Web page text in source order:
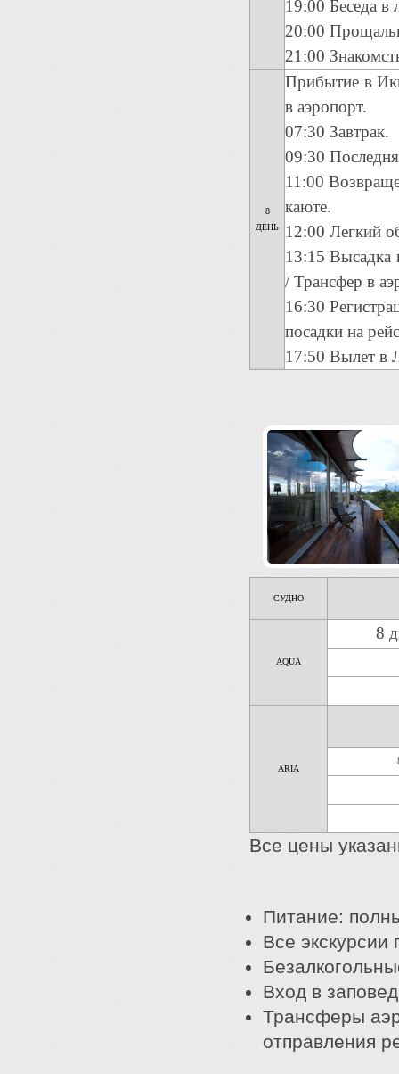
19:00 Беседа в
20:00
21:00
8
ДЕНЬ
Прибытие в
в аэропорт.
07:30 Завтрак.
09:30
11:00
каюте.
12:00 Легкий
13:15 Высадка
/ Трансфер в
16:30
посадки на
17:50 Вылет в
СУДНО
AQUA
8
ARIA
Все цены
Питание:
Все экскурсии
Вход в
Трансферы
отправления